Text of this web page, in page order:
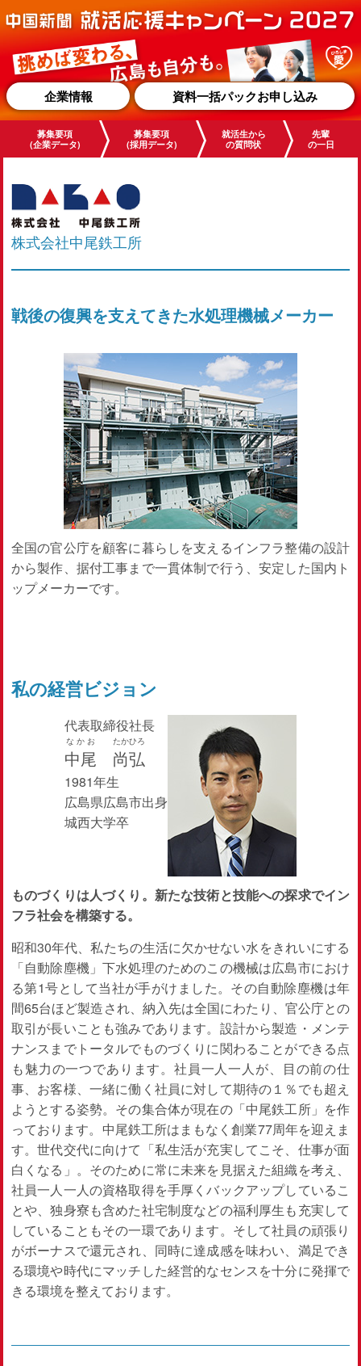
企業情報 資料一括パックお申し込み
募集要項
(企業データ)
募集要項
(採用データ)
就活生から
の質問状
先輩
の一日
株式会社中尾鉄工所
戦後の復興を支えてきた水処理機械メーカー
全国の官公庁を顧客に暮らしを支えるインフラ整備の設計
から製作、据付工事まで一貫体制で行う、安定した国内ト
ップメーカーです。
私の経営ビジョン
代表取締役社長
中尾
なかお
尚弘
たかひろ
1981年生
広島県広島市出身
城西大学卒
ものづくりは人づくり。新たな技術と技能への探求でイン
フラ社会を構築する。
昭和30年代、私たちの生活に欠かせない水をきれいにする
「自動除塵機」下水処理のためのこの機械は広島市におけ
る第1号として当社が手がけました。その自動除塵機は年
間65台ほど製造され、納入先は全国にわたり、官公庁との
取引が長いことも強みであります。設計から製造・メンテ
ナンスまでトータルでものづくりに関わることができる点
も魅力の一つであります。社員一人一人が、目の前の仕
事、お客様、一緒に働く社員に対して期待の１％でも超え
ようとする姿勢。その集合体が現在の「中尾鉄工所」を作
っております。中尾鉄工所はまもなく創業77周年を迎えま
す。世代交代に向けて「私生活が充実してこそ、仕事が面
白くなる」。そのために常に未来を見据えた組織を考え、
社員一人一人の資格取得を手厚くバックアップしているこ
とや、独身寮も含めた社宅制度などの福利厚生も充実して
していることもその一環であります。そして社員の頑張り
がボーナスで還元され、同時に達成感を味わい、満足でき
る環境や時代にマッチした経営的なセンスを十分に発揮で
きる環境を整えております。